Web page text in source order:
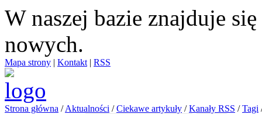
W naszej bazie znajduje się
nowych.
Mapa strony | Kontakt | RSS
Strona główna / Aktualności / Ciekawe artykuły / Kanały RSS / Tagi